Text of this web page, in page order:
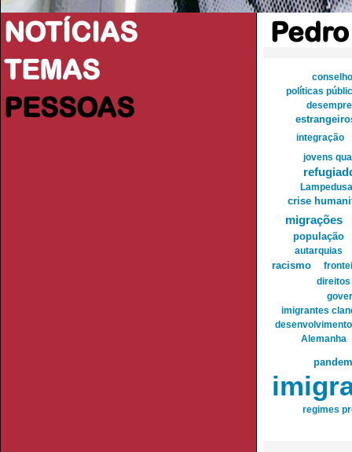
NOTÍCIAS
TEMAS
PESSOAS
políticas
integração
jovens
Lampedusa
crise
migrações
população
autarquias
racismo
direitos
imigrantes
desenvolvimento
Alemanha
regimes